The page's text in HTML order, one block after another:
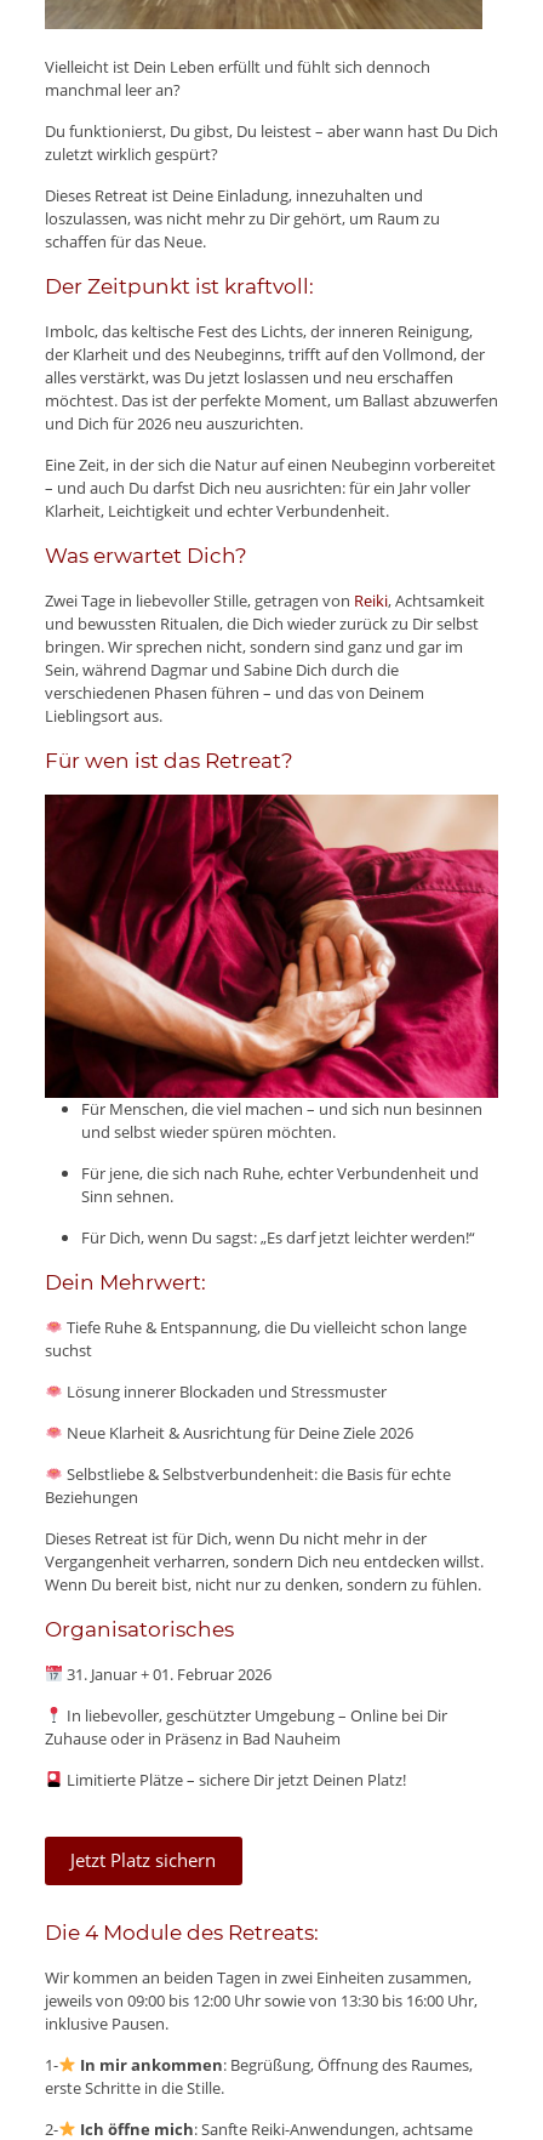
Vielleicht ist Dein Leben erfüllt und fühlt sich dennoch
manchmal leer an?
Du funktionierst, Du gibst, Du leistest – aber wann hast Du Dich
zuletzt wirklich gespürt?
Dieses Retreat ist Deine Einladung, innezuhalten und
loszulassen, was nicht mehr zu Dir gehört, um Raum zu
schaffen für das Neue.
Der Zeitpunkt ist kraftvoll:
Imbolc, das keltische Fest des Lichts, der inneren Reinigung,
der Klarheit und des Neubeginns, trifft auf den Vollmond, der
alles verstärkt, was Du jetzt loslassen und neu erschaffen
möchtest. Das ist der perfekte Moment, um Ballast abzuwerfen
und Dich für 2026 neu auszurichten.
Eine Zeit, in der sich die Natur auf einen Neubeginn vorbereitet
– und auch Du darfst Dich neu ausrichten: für ein Jahr voller
Klarheit, Leichtigkeit und echter Verbundenheit.
Was erwartet Dich?
Zwei Tage in liebevoller Stille, getragen von Reiki, Achtsamkeit
und bewussten Ritualen, die Dich wieder zurück zu Dir selbst
bringen. Wir sprechen nicht, sondern sind ganz und gar im
Sein, während Dagmar und Sabine Dich durch die
verschiedenen Phasen führen – und das von Deinem
Lieblingsort aus.
Für wen ist das Retreat?
Für Menschen, die viel machen – und sich nun besinnen
und selbst wieder spüren möchten.
Für jene, die sich nach Ruhe, echter Verbundenheit und
Sinn sehnen.
Für Dich, wenn Du sagst: „Es darf jetzt leichter werden!“
Dein Mehrwert:
Tiefe Ruhe & Entspannung, die Du vielleicht schon lange
suchst
Lösung innerer Blockaden und Stressmuster
Neue Klarheit & Ausrichtung für Deine Ziele 2026
Selbstliebe & Selbstverbundenheit: die Basis für echte
Beziehungen
Dieses Retreat ist für Dich, wenn Du nicht mehr in der
Vergangenheit verharren, sondern Dich neu entdecken willst.
Wenn Du bereit bist, nicht nur zu denken, sondern zu fühlen.
Organisatorisches
31. Januar + 01. Februar 2026
In liebevoller, geschützter Umgebung – Online bei Dir
Zuhause oder in Präsenz in Bad Nauheim
Limitierte Plätze – sichere Dir jetzt Deinen Platz!
Jetzt Platz sichern
Die 4 Module des Retreats:
Wir kommen an beiden Tagen in zwei Einheiten zusammen,
jeweils von 09:00 bis 12:00 Uhr sowie von 13:30 bis 16:00 Uhr,
inklusive Pausen.
1-
In mir ankommen: Begrüßung, Öffnung des Raumes,
erste Schritte in die Stille.
2-
Ich öffne mich: Sanfte Reiki-Anwendungen, achtsame